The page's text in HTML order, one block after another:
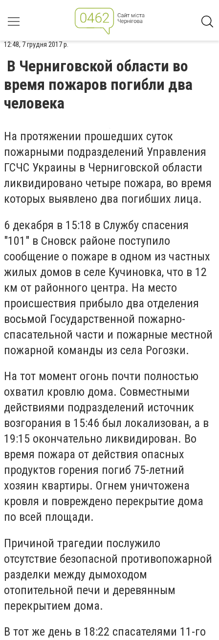
12:48, 7 грудня 2017 р.
В Черниговской области во
время пожаров погибли два
человека
На протяжении прошедших суток
пожарными подразделений Управления
ГСЧС Украины в Черниговской области
ликвидировано четыре пожара, во время
которых выявлено два погибших лица.
6 декабря в 15:18 в Службу спасения
"101" в Сновск районе поступило
сообщение о пожаре в одном из частных
жилых домов в селе Кучиновка, что в 12
км от районного центра. На место
происшествия прибыло два отделения
восьмой Государственной пожарно-
спасательной части и пожарные местной
пожарной команды из села Рогозки.
На тот момент огонь почти полностью
охватил кровлю дома. Совместными
действиями подразделений источник
возгорания в 15:46 был локализован, а в
19:15 окончательно ликвидирован. Во
время пожара от действия опасных
продуктов горения погиб 75-летний
хозяин квартиры. Огнем уничтожена
кровля и повреждено перекрытие дома
по всей площади.
Причиной трагедии послужило
отсутствие безопасной противопожарной
разделки между дымоходом
отопительной печи и деревянным
перекрытием дома.
В тот же день в 18:22 спасателями 11-го